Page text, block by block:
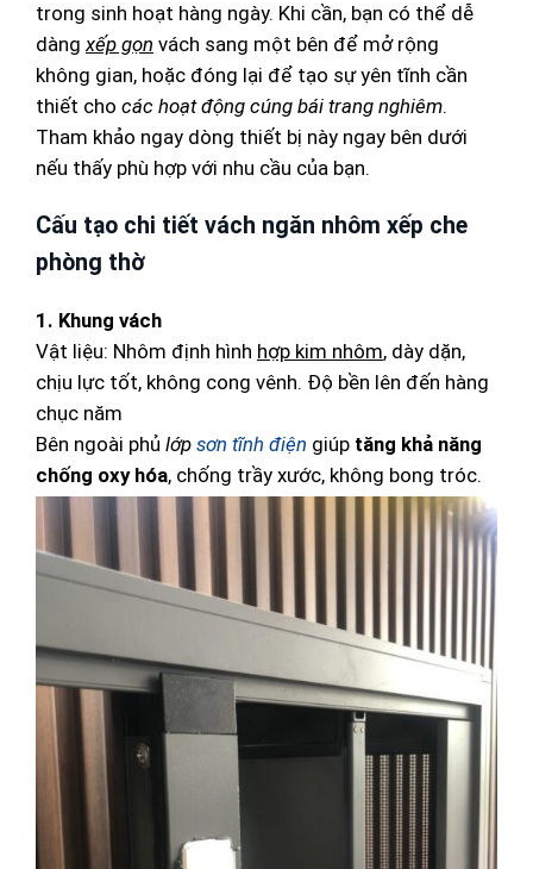
trong sinh hoạt hàng ngày. Khi cần, bạn có thể dễ
dàngxếp gọn vách sang một bên để mở rộng
không gian, hoặc đóng lại để tạo sự yên tĩnh cần
thiết cho các hoạt động cúng bái trang nghiêm.
Tham khảo ngay dòng thiết bị này ngay bên dưới
nếu thấy phù hợp với nhu cầu của bạn.
Cấu tạo chi tiết vách ngăn nhôm xếp che
phòng thờ
1. Khung vách
Vật liệu: Nhôm định hình hợp kim nhôm, dày dặn,
chịu lực tốt, không cong vênh. Độ bền lên đến hàng
chục năm
Bên ngoài phủ lớp sơn tĩnh điện giúp tăng khả năng
chống oxy hóa, chống trầy xước, không bong tróc.